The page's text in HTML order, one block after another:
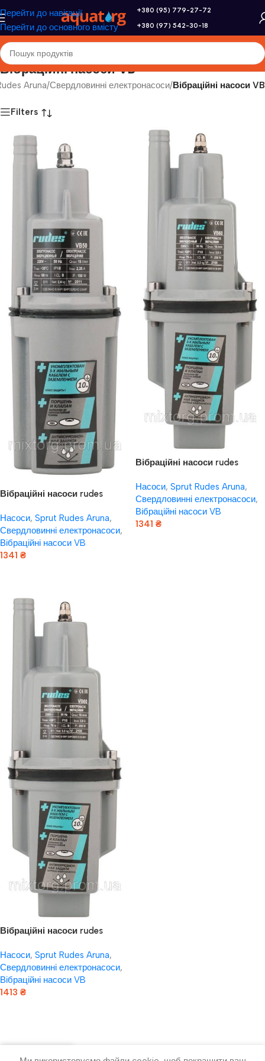
Перейти до навігації
Перейти до основного вмісту
+380 (95) 779-27-72
+380 (97) 542-30-18
Вібраційні насоси VB
Aruna/Свердловинні електронасоси/Вібраційні насоси VB
Filters
Вібраційні насоси rudes
кабель 10м
Насоси, Sprut Rudes Aruna,
Свердловинні електронасоси,
Вібраційні насоси VB
1341 ₴
Вібраційні насоси rudes
кабель 10м
Насоси, Sprut Rudes Aruna,
Свердловинні електронасоси,
Вібраційні насоси VB
1341 ₴
Вібраційні насоси rudes
кабель 20м
Насоси, Sprut Rudes Aruna,
Свердловинні електронасоси,
Вібраційні насоси VB
1413 ₴